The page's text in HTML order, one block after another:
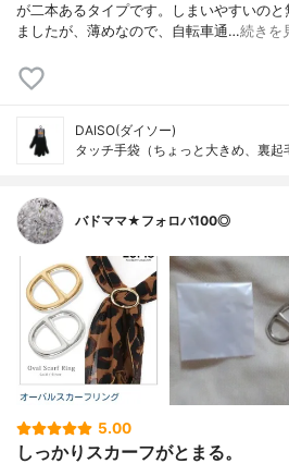
が二本あるタイプです。しまいやすいの
ましたが、薄めなので、自転車通…続きを
DAISO(ダイソー)
タッチ手袋（ちょっと大きめ、裏起
バドママ★フォロバ100◎
5.00
しっかりスカーフがとまる。